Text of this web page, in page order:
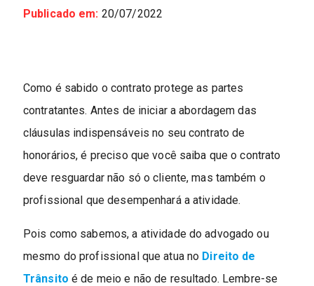
Publicado em: 20/07/2022
Como é sabido o contrato protege as partes
contratantes. Antes de iniciar a abordagem das
cláusulas indispensáveis no seu contrato de
honorários, é preciso que você saiba que o contrato
deve resguardar não só o cliente, mas também o
profissional que desempenhará a atividade.
Pois como sabemos, a atividade do advogado ou
mesmo do profissional que atua no Direito de
Trânsito é de meio e não de resultado. Lembre-se